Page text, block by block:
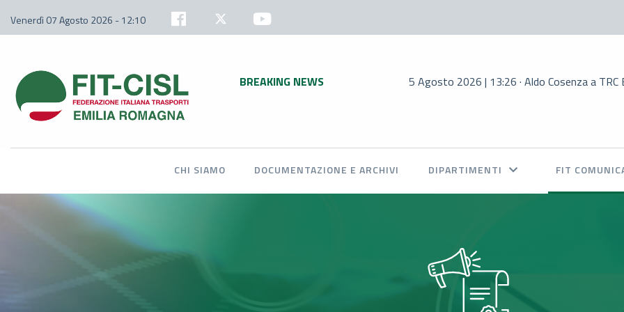
Venerdì 07 Agosto 2026 - 12:10
BREAKING NEWS 5 Agosto 2026 | 13:26 · Aldo Cosenza a TRC
CHI SIAMO DOCUMENTAZIONE E ARCHIVI DIPARTIMENTI FIT